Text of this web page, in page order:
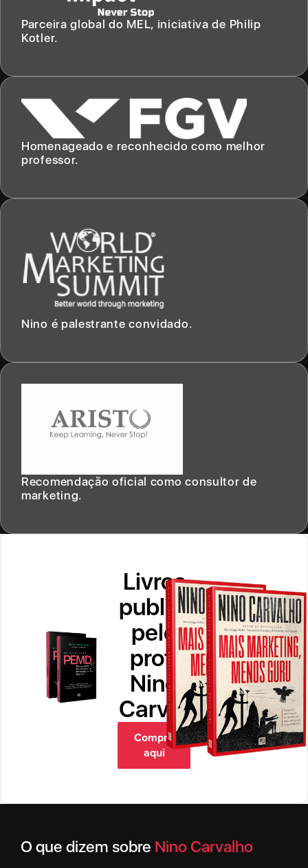
Parceira global do MEL, iniciativa de Philip
Kotler.
Homenageado e reconhecido como melhor
professor.
Nino é palestrante convidado.
Recomendação oficial como consultor de
marketing.
Livros
publicados
pelo
prof.
Nino
Carvalho
Compre
aqui
O que dizem sobre Nino Carvalho